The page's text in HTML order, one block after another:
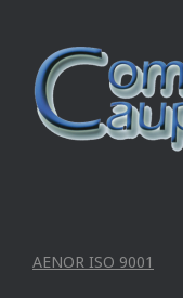
AENOR ISO 9001